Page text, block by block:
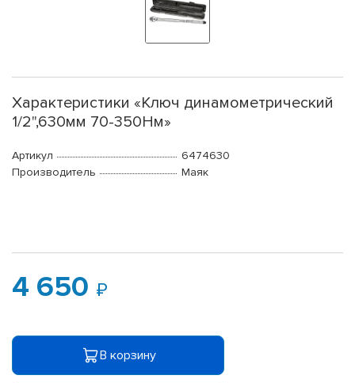
Характеристики «Ключ динамометрический
1/2",630мм 70-350Нм»
Артикул
6474630
Производитель
Маяк
4 650
В корзину